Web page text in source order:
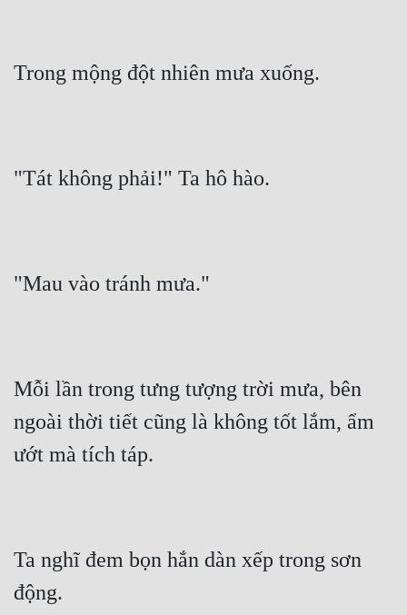
Đẹp Hiệp
Sát Phạt Quyết Đoán
Trong mộng đột nhiên mưa xuống.
"Tát không phải!" Ta hô hào.
"Mau vào tránh mưa."
Mỗi lần trong tưng tượng trời mưa, bên
ngoài thời tiết cũng là không tốt lắm, ẩm
ướt mà tích táp.
Ta nghĩ đem bọn hắn dàn xếp trong sơn
động.